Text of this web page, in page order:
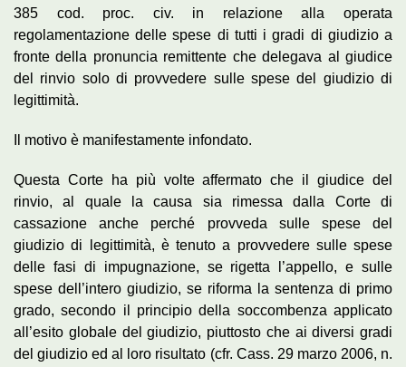
385 cod. proc. civ. in relazione alla operata
regolamentazione delle spese di tutti i gradi di giudizio a
fronte della pronuncia remittente che delegava al giudice
del rinvio solo di provvedere sulle spese del giudizio di
legittimità.
Il motivo è manifestamente infondato.
Questa Corte ha più volte affermato che il giudice del
rinvio, al quale la causa sia rimessa dalla Corte di
cassazione anche perché provveda sulle spese del
giudizio di legittimità, è tenuto a provvedere sulle spese
delle fasi di impugnazione, se rigetta l’appello, e sulle
spese dell’intero giudizio, se riforma la sentenza di primo
grado, secondo il principio della soccombenza applicato
all’esito globale del giudizio, piuttosto che ai diversi gradi
del giudizio ed al loro risultato (cfr. Cass. 29 marzo 2006, n.